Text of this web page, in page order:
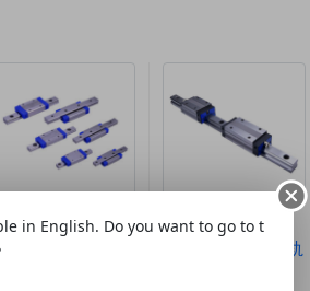
亚德客AirTAC
微型线性滑
亚德客AirTAC
LSH 导轨直线滑轨
in English. Do you want to go to t